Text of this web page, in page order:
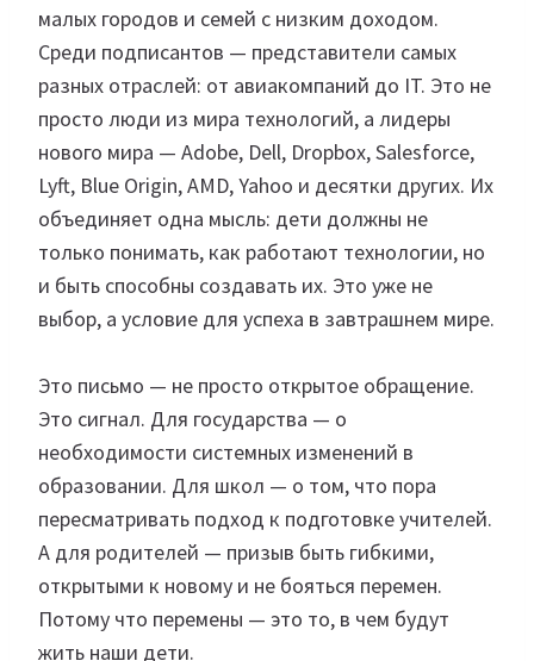
малых городов и семей с низким доходом.
Среди подписантов — представители самых
разных отраслей: от авиакомпаний до IT. Это не
просто люди из мира технологий, а лидеры
нового мира — Adobe, Dell, Dropbox, Salesforce,
Lyft, Blue Origin, AMD, Yahoo и десятки других. Их
объединяет одна мысль: дети должны не
только понимать, как работают технологии, но
и быть способны создавать их. Это уже не
выбор, а условие для успеха в завтрашнем мире.
Это письмо — не просто открытое обращение.
Это сигнал. Для государства — о
необходимости системных изменений в
образовании. Для школ — о том, что пора
пересматривать подход к подготовке учителей.
А для родителей — призыв быть гибкими,
открытыми к новому и не бояться перемен.
Потому что перемены — это то, в чем будут
жить наши дети.